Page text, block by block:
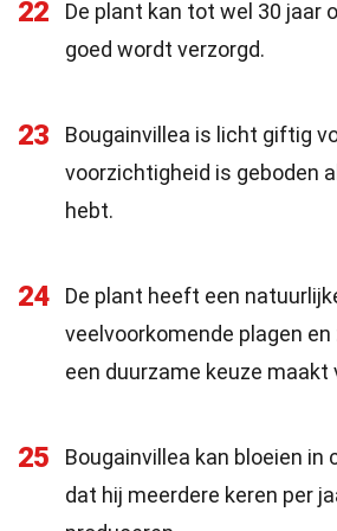
22
De plant kan tot wel 30 jaar
goed wordt verzorgd.
23
Bougainvillea is licht giftig
voorzichtigheid is geboden
hebt.
24
De plant heeft een
veelvoorkomende plagen
een duurzame keuze maakt
25
Bougainvillea kan bloeien in
dat hij meerdere keren per